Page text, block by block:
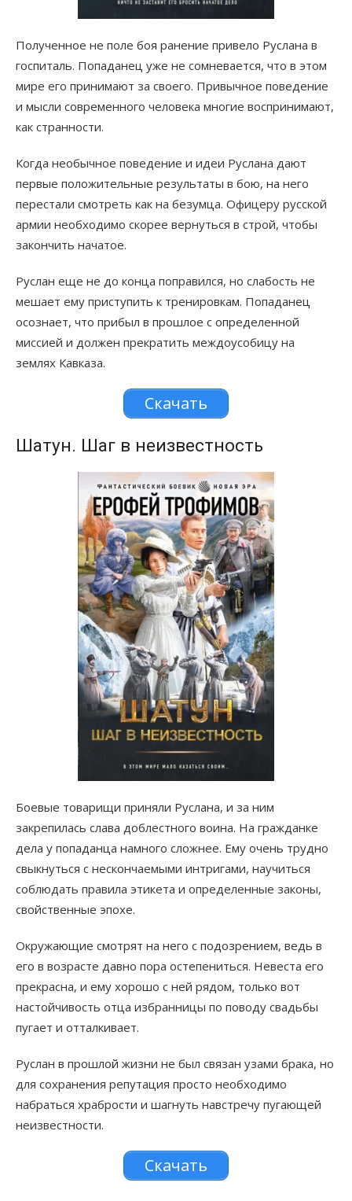
Полученное не поле боя ранение привело Руслана в
госпиталь. Попаданец уже не сомневается, что в этом
мире его принимают за своего. Привычное поведение
и мысли современного человека многие воспринимают,
как странности.
Когда необычное поведение и идеи Руслана дают
первые положительные результаты в бою, на него
перестали смотреть как на безумца. Офицеру русской
армии необходимо скорее вернуться в строй, чтобы
закончить начатое.
Руслан еще не до конца поправился, но слабость не
мешает ему приступить к тренировкам. Попаданец
осознает, что прибыл в прошлое с определенной
миссией и должен прекратить междоусобицу на
землях Кавказа.
Скачать
Шатун. Шаг в неизвестность
Боевые товарищи приняли Руслана, и за ним
закрепилась слава доблестного воина. На гражданке
дела у попаданца намного сложнее. Ему очень трудно
свыкнуться с нескончаемыми интригами, научиться
соблюдать правила этикета и определенные законы,
свойственные эпохе.
Окружающие смотрят на него с подозрением, ведь в
его в возрасте давно пора остепениться. Невеста его
прекрасна, и ему хорошо с ней рядом, только вот
настойчивость отца избранницы по поводу свадьбы
пугает и отталкивает.
Руслан в прошлой жизни не был связан узами брака, но
для сохранения репутация просто необходимо
набраться храбрости и шагнуть навстречу пугающей
неизвестности.
Скачать